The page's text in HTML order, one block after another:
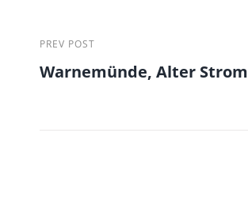
Beitragsnavigation
Previous
Post
PREV POST
Warnemünde, Alter Strom